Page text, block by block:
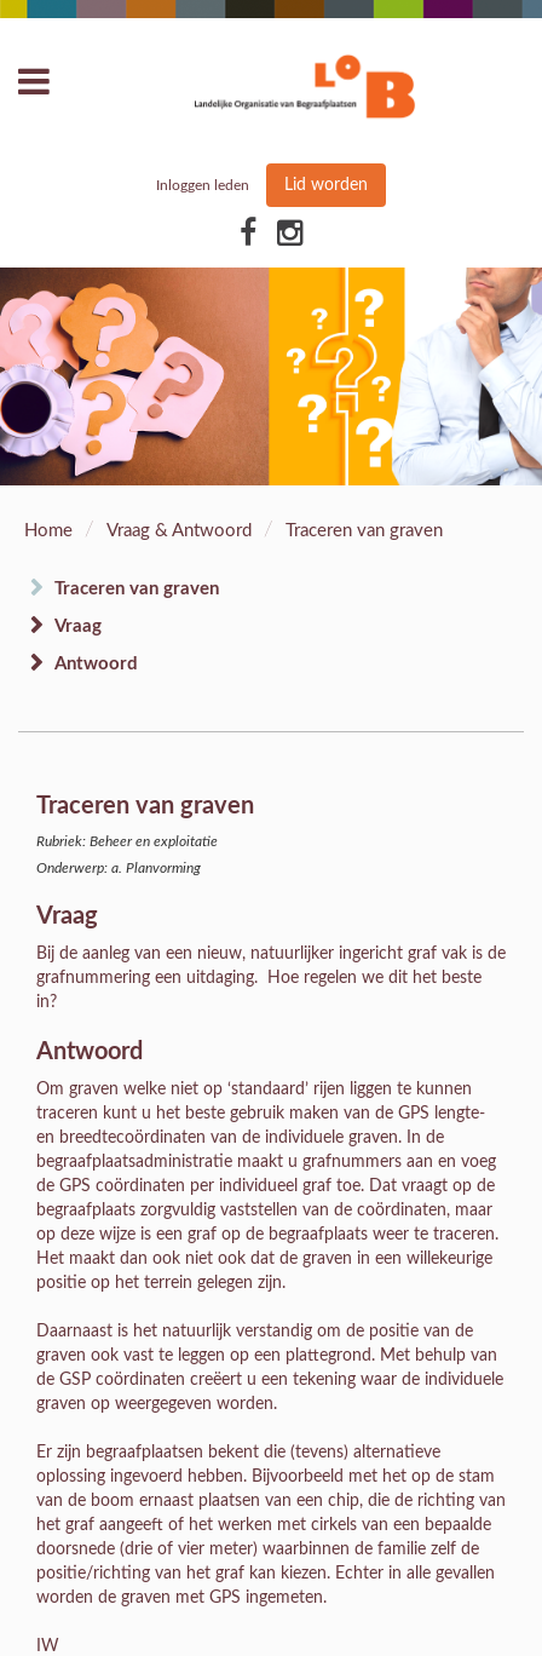
Inloggen leden Lid worden
Home / Vraag & Antwoord / Traceren van graven
Traceren van graven
Vraag
Antwoord
Traceren van graven
Rubriek: Beheer en exploitatie
Onderwerp: a. Planvorming
Vraag
Bij de aanleg van een nieuw, natuurlijker ingericht graf vak is de
grafnummering een uitdaging. Hoe regelen we dit het beste
in?
Antwoord
Om graven welke niet op ‘standaard’ rijen liggen te kunnen
traceren kunt u het beste gebruik maken van de GPS lengte-
en breedtecoördinaten van de individuele graven. In de
begraafplaatsadministratie maakt u grafnummers aan en voeg
de GPS coördinaten per individueel graf toe. Dat vraagt op de
begraafplaats zorgvuldig vaststellen van de coördinaten, maar
op deze wijze is een graf op de begraafplaats weer te traceren.
Het maakt dan ook niet ook dat de graven in een willekeurige
positie op het terrein gelegen zijn.
Daarnaast is het natuurlijk verstandig om de positie van de
graven ook vast te leggen op een plattegrond. Met behulp van
de GSP coördinaten creëert u een tekening waar de individuele
graven op weergegeven worden.
Er zijn begraafplaatsen bekent die (tevens) alternatieve
oplossing ingevoerd hebben. Bijvoorbeeld met het op de stam
van de boom ernaast plaatsen van een chip, die de richting van
het graf aangeeft of het werken met cirkels van een bepaalde
doorsnede (drie of vier meter) waarbinnen de familie zelf de
positie/richting van het graf kan kiezen. Echter in alle gevallen
worden de graven met GPS ingemeten.
IW